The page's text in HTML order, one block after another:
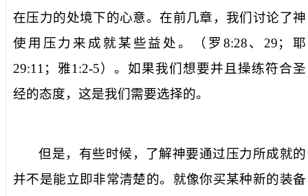
在压力的处境下的心意。在前几章，我们讨论了神
使用压力来成就某些益处。（罗 8:28、 29；耶
29:11 ；雅1:2-5）。如果我们想要并且操练符合圣
经的态度，这是我们需要选择的。
但是，有些时候，了解神要通过压力所成就的
并不是能立即非常清楚的。就像你买某种新的装备